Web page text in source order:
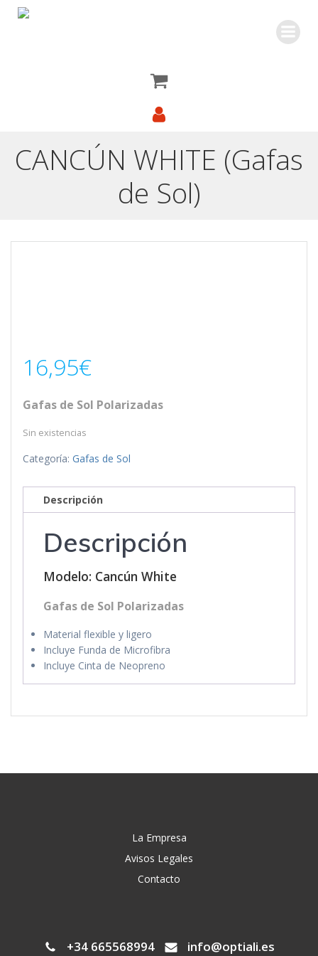
Saltar
CANCÚN WHITE (Gafas
de Sol)
16,95€
Gafas de Sol Polarizadas
Sin existencias
Categoría: Gafas de Sol
Descripción
Descripción
Modelo: Cancún White
Gafas de Sol Polarizadas
Material flexible y ligero
Incluye Funda de Microfibra
Incluye Cinta de Neopreno
La Empresa
Avisos Legales
Contacto
+34 665568994 info@optiali.es